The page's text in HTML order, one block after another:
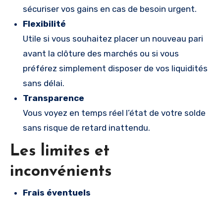
sécuriser vos gains en cas de besoin urgent.
Flexibilité
Utile si vous souhaitez placer un nouveau pari
avant la clôture des marchés ou si vous
préférez simplement disposer de vos liquidités
sans délai.
Transparence
Vous voyez en temps réel l’état de votre solde
sans risque de retard inattendu.
Les limites et
inconvénients
Frais éventuels